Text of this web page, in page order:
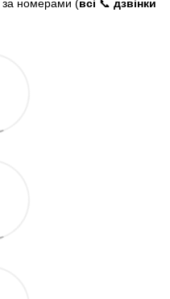
за номерами (всі 📞 дзвінки